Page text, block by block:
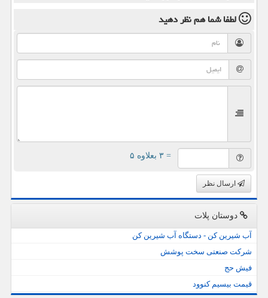
لطفا شما همنظر دهید
= ۳ بعلاوه ۵
ارسال نظر
دوستان پلات
آب شیرین کن - دستگاه آب شیرین کن
شرکت صنعتی سخت پوشش
فیش حج
قیمت بیسیم کنوود